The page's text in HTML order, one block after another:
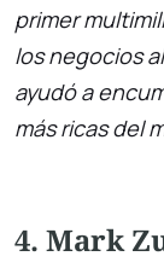
primer
los negocios
ayudó a
más ricas del
4. Mark